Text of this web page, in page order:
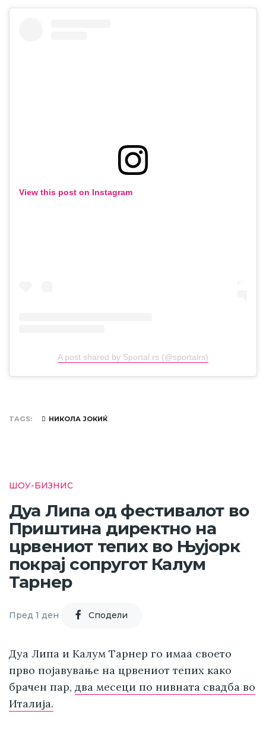
View this post on Instagram
A post shared by Sportal.rs (@sportalrs)
TAGS НИКОЛА ЈОКИЌ
ШОУ-БИЗНИС
Дуа Липа од фестивалот во
Приштина директно на
црвениот тепих во Њујорк
покрај сопругот Калум
Тарнер
Пред 1 ден Cподели
Дуа Липа и Калум Тарнер го имаа своето
прво појавување на црвениот тепих како
брачен пар, два месеци по нивната свадба во
Италија.